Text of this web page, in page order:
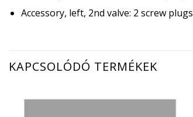
Accessory, left, 2nd valve: 2 screw plugs
KAPCSOLÓDÓ TERMÉKEK